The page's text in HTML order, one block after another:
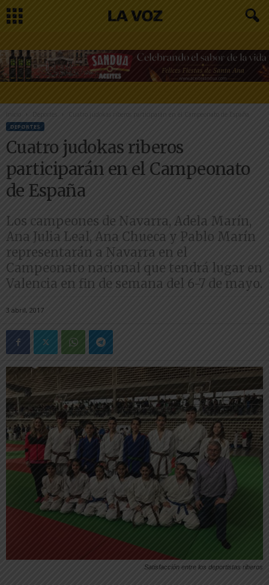
Inicio Cuatro judokas riberos participarán en el Campeonato de España
DEPORTES
Cuatro judokas riberos
participarán en el Campeonato
de España
Los campeones de Navarra, Adela Marín,
Ana Julia Leal, Ana Chueca y Pablo Marín
representarán a Navarra en el
Campeonato nacional que tendrá lugar en
Valencia en fin de semana del 6-7 de mayo.
3 abril, 2017
Satisfacción entre los deportistas riberos